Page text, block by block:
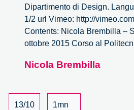
Dipartimento di Design.
1/2 url Vimeo: http://
Contents: Nicola Brembilla –
ottobre 2015 Corso al
Nicola Brembilla
13/10
1mn